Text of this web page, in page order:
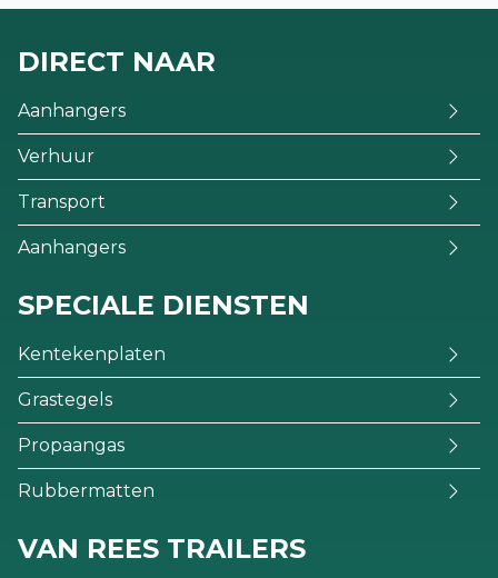
DIRECT NAAR
Aanhangers
Verhuur
Transport
Aanhangers
SPECIALE DIENSTEN
Kentekenplaten
Grastegels
Propaangas
Rubbermatten
VAN REES TRAILERS